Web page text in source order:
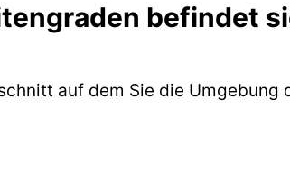
befindet
auf dem Sie die